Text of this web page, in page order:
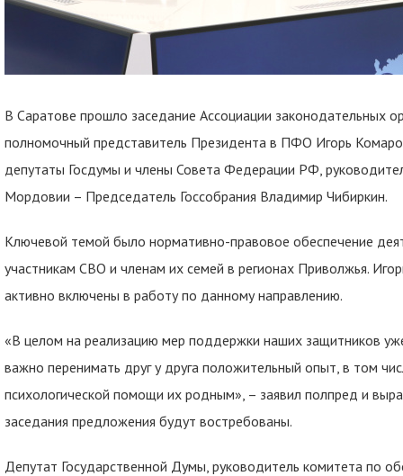
В Саратове прошло заседание Ассоциации законодательных
полномочный представитель Президента в ПФО Игорь
депутаты Госдумы и члены Совета Федерации РФ,
Мордовии – Председатель Госсобрания Владимир Чибиркин.
Ключевой темой было нормативно-правовое обеспечение
участникам СВО и членам их семей в регионах Приволжья.
активно включены в работу по данному направлению.
«В целом на реализацию мер поддержки наших защитников
важно перенимать друг у друга положительный опыт, в том
психологической помощи их родным», – заявил полпред и
заседания предложения будут востребованы.
Депутат Государственной Думы, руководитель комитета по